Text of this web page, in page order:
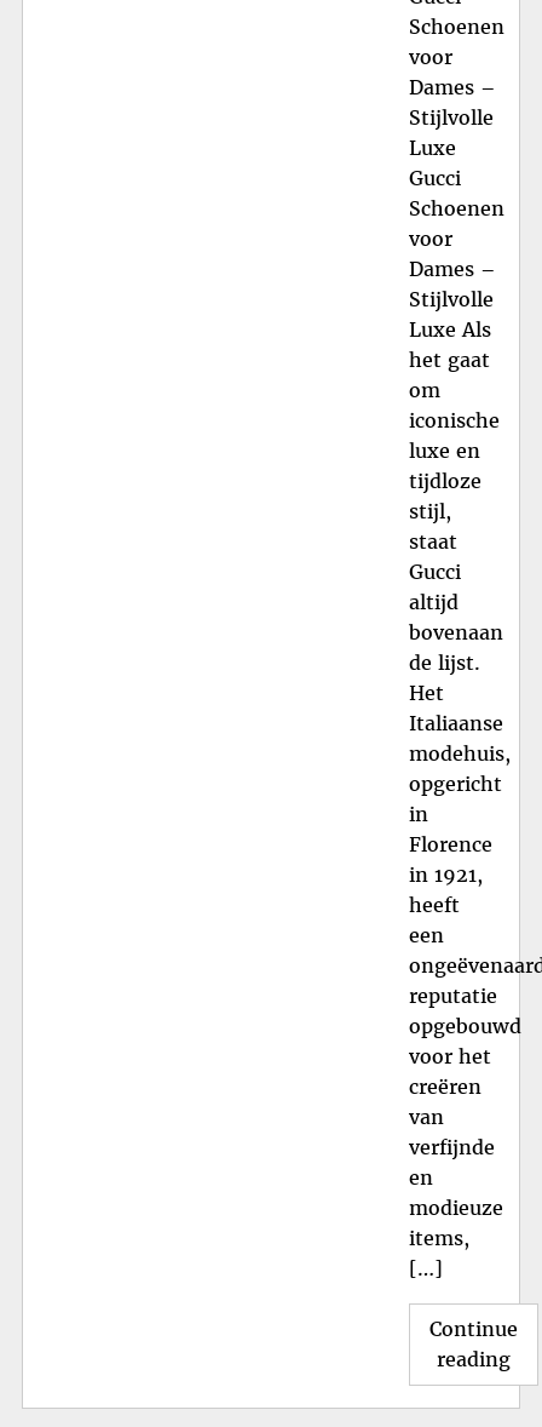
Schoenen
voor
Dames –
Stijlvolle
Luxe
Gucci
Schoenen
voor
Dames –
Stijlvolle
Luxe Als
het gaat
om
iconische
luxe en
tijdloze
stijl,
staat
Gucci
altijd
bovenaan
de lijst.
Het
Italiaanse
modehuis,
opgericht
in
Florence
in 1921,
heeft
een
reputatie
opgebouwd
voor het
creëren
van
verfijnde
en
modieuze
items,
[…]
Continue
reading